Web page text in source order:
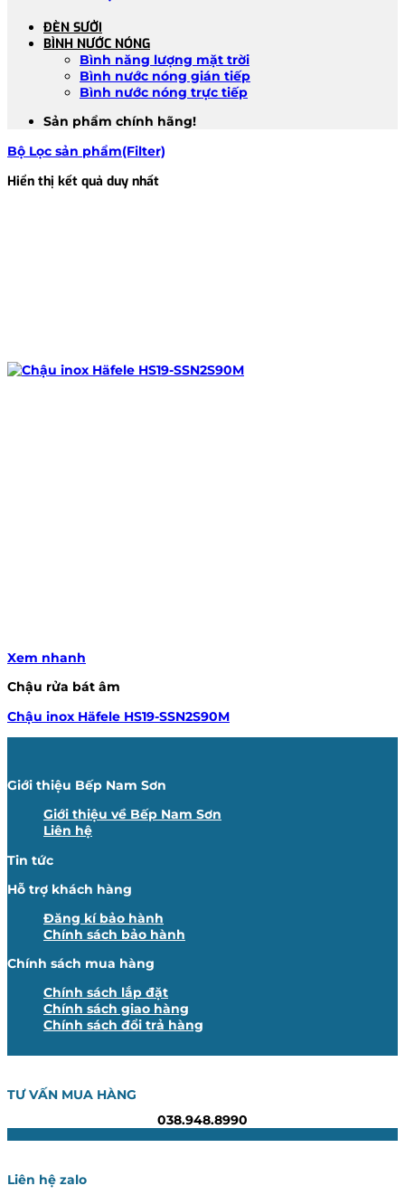
ĐÈN SƯỞI
BÌNH NƯỚC NÓNG
Bình năng lượng mặt trời
Bình nước nóng gián tiếp
Bình nước nóng trực tiếp
Sản phẩm chính hãng!
Bộ Lọc sản phẩm(Filter)
Hiển thị kết quả duy nhất
Xem nhanh
Chậu rửa bát âm
Chậu inox Häfele HS19-SSN2S90M
Giới thiệu Bếp Nam Sơn
Giới thiệu về Bếp Nam Sơn
Liên hệ
Tin tức
Hỗ trợ khách hàng
Đăng kí bảo hành
Chính sách bảo hành
Chính sách mua hàng
Chính sách lắp đặt
Chính sách giao hàng
Chính sách đổi trả hàng
TƯ VẤN MUA HÀNG
038.948.8990
Liên hệ zalo